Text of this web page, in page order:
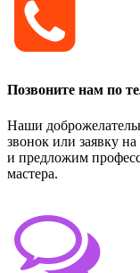
Позвоните нам по
Наши
звонок или заявку
и предложим
мастера.